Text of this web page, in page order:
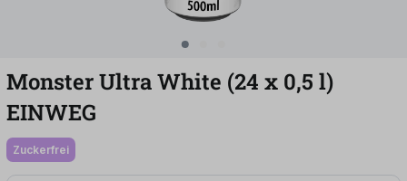
Monster Ultra White (24 x 0,5 l)
EINWEG
zuckerfrei